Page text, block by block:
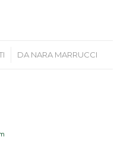
DA NARA MARRUCCI